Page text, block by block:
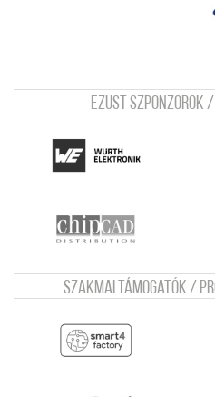
Ezüst szponzorok
Szakmai támogatók /